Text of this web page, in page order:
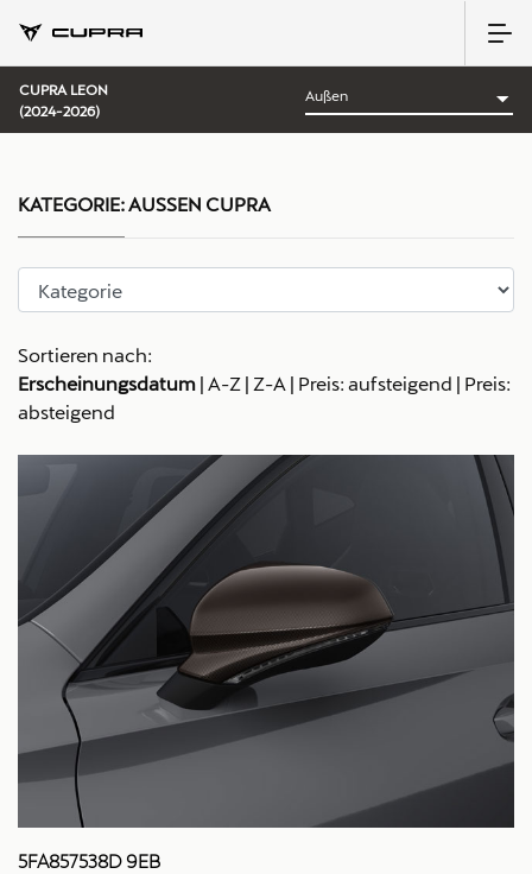
CUPRA LEON
(2024-2026)
Sortieren nach:
Erscheinungsdatum | A-Z | Z-A | Preis: aufsteigend | Preis:
absteigend
5FA857538D 9EB
KATEGORIE:AUSSEN CUPRA